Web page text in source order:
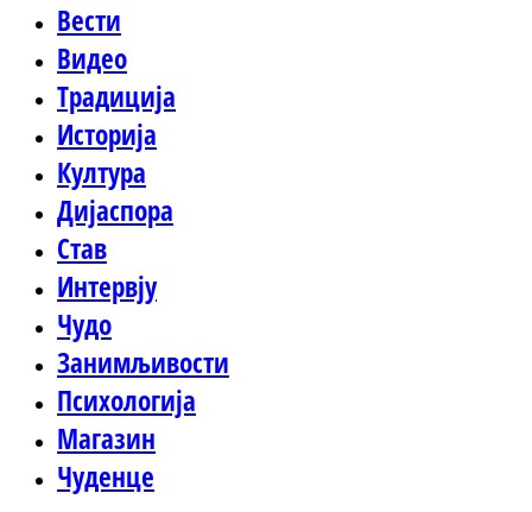
Вести
Видео
Традиција
Историја
Култура
Дијаспора
Став
Интервју
Чудо
Занимљивости
Психологија
Магазин
Чуденце